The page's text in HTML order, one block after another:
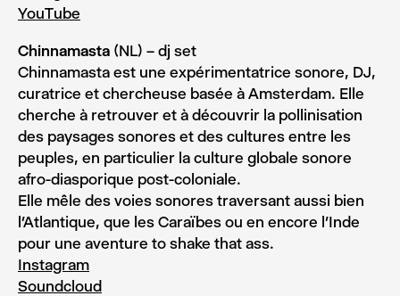
YouTube
Chinnamasta (NL) – dj set
Chinnamasta est une expérimentatrice sonore, DJ,
curatrice et chercheuse basée à Amsterdam. Elle
cherche à retrouver et à découvrir la pollinisation
des paysages sonores et des cultures entre les
peuples, en particulier la culture globale sonore
afro-diasporique post-coloniale.
Elle mêle des voies sonores traversant aussi bien
l’Atlantique, que les Caraïbes ou en encore l’Inde
pour une aventure to shake that ass.
Instagram
Soundcloud